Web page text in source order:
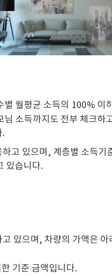
월평균 소득의 100% 이
소득까지도 전부 체크하
.
고 있으며, 계층별 소득
있습니다.
있으며, 차량의 가액은
기준 금액입니다.